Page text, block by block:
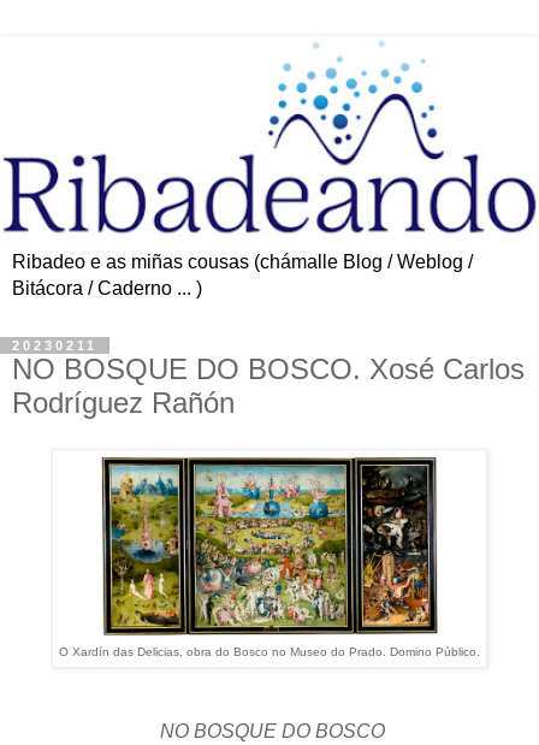
Ribadeo e as miñas cousas (chámalle Blog / Weblog /
Bitácora / Caderno ... )
20230211
NO BOSQUE DO BOSCO. Xosé Carlos
Rodríguez Rañón
O Xardín das Delicias, obra do Bosco no Museo do Prado. Domino Público.
NO BOSQUE DO BOSCO